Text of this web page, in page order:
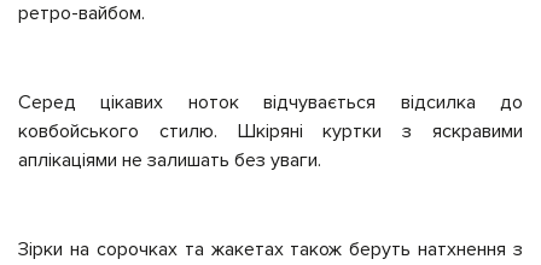
ретро-вайбом.
Серед цікавих ноток відчувається відсилка до
ковбойського стилю. Шкіряні куртки з яскравими
аплікаціями не залишать без уваги.
Зірки на сорочках та жакетах також беруть натхнення з